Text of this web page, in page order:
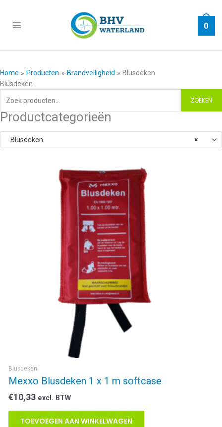
0
Home Producten Brandveiligheid
Blusdeken
Blusdeken
naar:
ZOEKEN
Productcategorieën
×
Blusdeken
Blusdeken
Mexxo Blusdeken 1 x 1 m softcase
€10,33 excl. BTW
TOEVOEGEN AAN WINKELWAGEN